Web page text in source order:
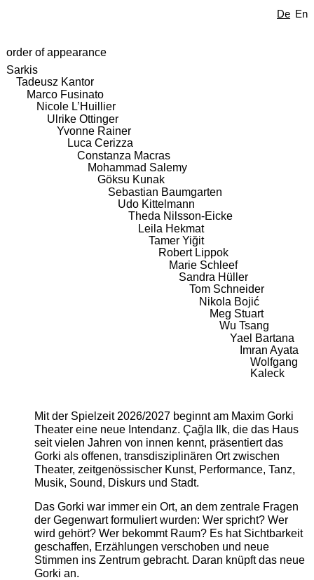
De En
order of appearance
Sarkis
Tadeusz Kantor
Marco Fusinato
Nicole L’Huillier
Ulrike Ottinger
Yvonne Rainer
Luca Cerizza
Constanza Macras
Mohammad Salemy
Göksu Kunak
Sebastian Baumgarten
Udo Kittelmann
Theda Nilsson-Eicke
Leila Hekmat
Tamer Yiğit
Robert Lippok
Marie Schleef
Sandra Hüller
Tom Schneider
Nikola Bojić
Meg Stuart
Wu Tsang
Yael Bartana
Imran Ayata
Wolfgang
Kaleck
Mit der Spielzeit 2026/2027 beginnt am Maxim Gorki
Theater eine neue Intendanz. Çağla Ilk, die das Haus
seit vielen Jahren von innen kennt, präsentiert das
Gorki als offenen, transdisziplinären Ort zwischen
Theater, zeitgenössischer Kunst, Performance, Tanz,
Musik, Sound, Diskurs und Stadt.
Das Gorki war immer ein Ort, an dem zentrale Fragen
der Gegenwart formuliert wurden: Wer spricht? Wer
wird gehört? Wer bekommt Raum? Es hat Sichtbarkeit
geschaffen, Erzählungen verschoben und neue
Stimmen ins Zentrum gebracht. Daran knüpft das neue
Gorki an.